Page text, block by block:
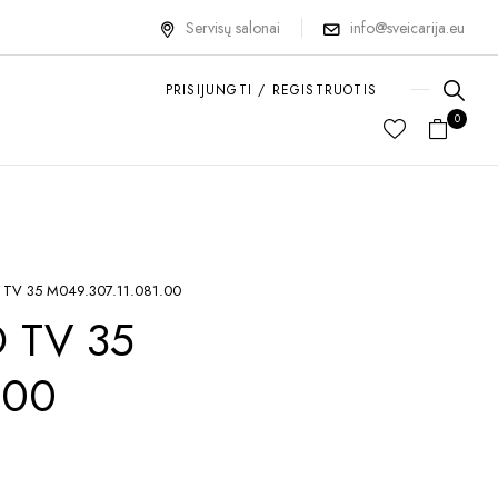
Servisų salonai info@sveicarija.eu
PRISIJUNGTI / REGISTRUOTIS
0
TV 35 M049.307.11.081.00
TV 35